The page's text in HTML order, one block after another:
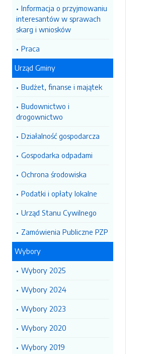
Informacja o przyjmowaniu
interesantów w sprawach
skarg i wniosków
Praca
Urząd Gminy
Budżet, finanse i majątek
Budownictwo i
drogownictwo
Działalność gospodarcza
Gospodarka odpadami
Ochrona środowiska
Podatki i opłaty lokalne
Urząd Stanu Cywilnego
Zamówienia Publiczne PZP
Wybory
Wybory 2025
Wybory 2024
Wybory 2023
Wybory 2020
Wybory 2019